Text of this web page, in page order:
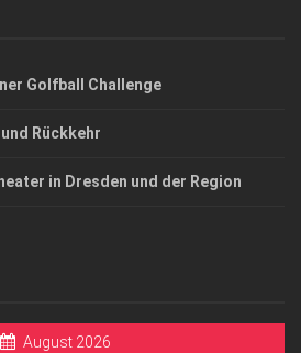
Golfball Challenge
Rückkehr
in Dresden und der Region
August 2026